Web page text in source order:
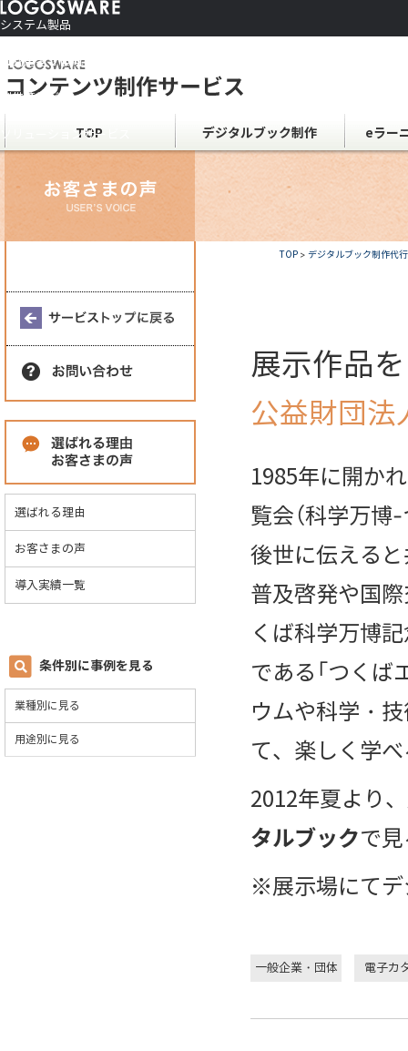
システム製品
コンテンツ作成ソフト
制作サービス
ソリューションサービス
ご利用者さま向け
会社情報
TOP デジタルブック制作 eラー
TOP > デジタルブック制作代
展示作品
公益財団法
1985年に開か
覧会（科学万博
後世に伝える
普及啓発や国
くば科学万博
である「つく
ウムや科学・
て、楽しく学
2012年夏より
タルブックで
※展示場にてデ
一般企業・団体 電子カ
選ばれる理由
お客さまの声
導入実績一覧
条件別に事例を見る
業種別に見る
用途別に見る